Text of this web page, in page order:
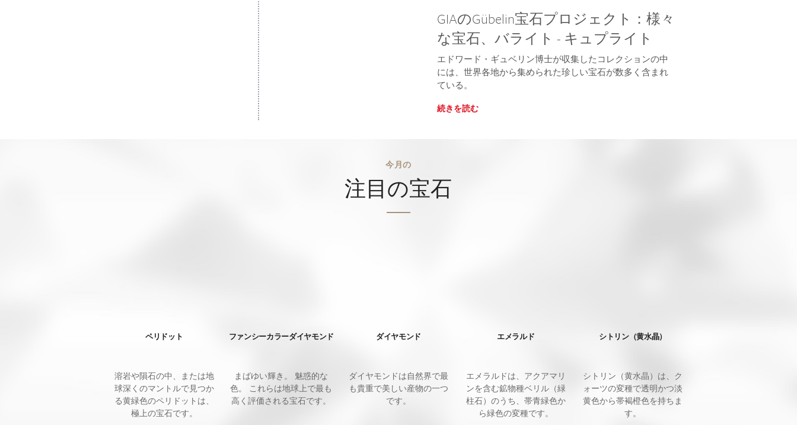
GIAのGübelin宝石プロジェクト：様々
な宝石、バライト - キュプライト
エドワード・ギュベリン博士が収集したコレクションの中
には、世界各地から集められた珍しい宝石が数多く含まれ
ている。
続きを読む
今月の
注目の宝石
ペリドット
溶岩や隕石の中、または地
球深くのマントルで見つか
る黄緑色のペリドットは、
極上の宝石です。
ファンシーカラーダイヤモンド
まばゆい輝き。 魅惑的な
色。 これらは地球上で最も
高く評価される宝石です。
ダイヤモンド
ダイヤモンドは自然界で最
も貴重で美しい産物の一つ
です。
エメラルド
エメラルドは、アクアマリ
ンを含む鉱物種ベリル（緑
柱石）のうち、帯青緑色か
ら緑色の変種です。
シトリン（黄水晶）
シトリン（黄水晶）は、ク
ォーツの変種で透明かつ淡
黄色から帯褐橙色を持ちま
す。